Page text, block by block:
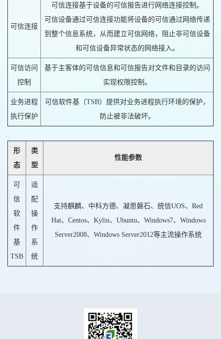
可信连接
可信连接基于设备的可信报告进行网络连接控制。
可信设备通过可信连接功能将设备的可信通过网络传递
到整个信息系统，从而建立可信网络，阻止非可信设备
和可信设备异常状态的网络接入。
可信访问
控制
基于主客体的可信信息和可信报告对文件和目录的访问
实现权限控制。
业务进程
执行保护
可信软件基（TSB）提供对业务进程执行环境的保护，
防止被非法破坏。
形
态
类
型
性能参数
可
信
软
件
基
TSB
适
配
操
作
系
统
支持麒麟、中科方德、凝思磐石、统信UOS、Red
Hat、Centos、Kylin、Ubuntu、Windows7、Windows
Server2008、Windows Server2012等主流操作系统